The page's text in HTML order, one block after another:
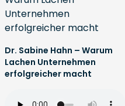
Dr. Sabine Hahn – Warum
Lachen Unternehmen
erfolgreicher macht